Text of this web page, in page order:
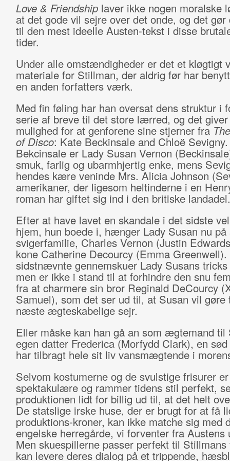
Love & Friendship laver ikke nogen moralske
at det gode vil sejre over det onde, og det gør
til den mest ideelle Austen-tekst i disse
tider.
Under alle omstændigheder er det et kløgtigt
materiale for Stillman, der aldrig før har
en anden forfatters værk.
Med fin føling har han oversat dens struktur i
serie af breve til det store lærred, og det
mulighed for at genforene sine stjerner fra
of Disco: Kate Beckinsale and Chloë Sevigny.
Bekcinsale er Lady Susan Vernon
smuk, farlig og ubarmhjertig enke, mens
hendes kære veninde Mrs. Alicia Johnson
amerikaner, der ligesom heltinderne i en
roman har giftet sig ind i den britiske landadel.
Efter at have lavet en skandale i det sidste
hjem, hun boede i, hænger Lady Susan nu på
svigerfamilie, Charles Vernon (Justin
kone Catherine Decourcy (Emma Greenwell).
sidstnævnte gennemskuer Lady Susans
men er ikke i stand til at forhindre den snu
fra at charmere sin bror Reginald DeCourcy
Samuel), som det ser ud til, at Susan vil gøre
næste ægteskabelige sejr.
Eller måske kan han gå an som ægtemand til
egen datter Frederica (Morfydd Clark), en
har tilbragt hele sit liv vansmægtende i
Selvom kostumerne og de svulstige frisurer er
spektakulære og rammer tidens stil perfekt,
produktionen lidt for billig ud til, at det helt
De statslige irske huse, der er brugt for at få
produktions-kroner, kan ikke matche sig med
engelske herregårde, vi forventer fra Austens
Men skuespillerne passer perfekt til Stillmans
kan levere deres dialog på et trippende,